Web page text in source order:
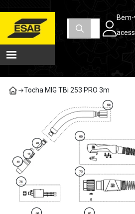
Máquinas e Consumíveis para Soldagem
Tocha MIG TBi 253 PRO 3m
Carrinho de compras
Total